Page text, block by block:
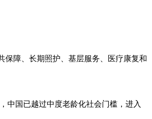
保障、长期照护、基层服务、医疗康复和
中国已越过中度老龄化社会门槛，进入